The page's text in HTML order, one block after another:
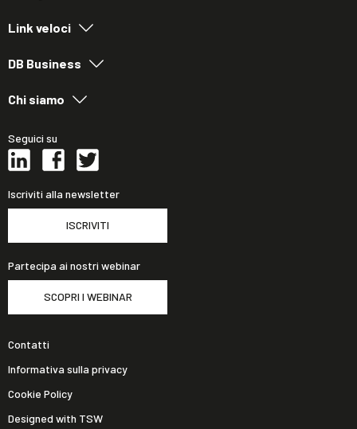
Link veloci
DB Business
Chi siamo
Seguici su
Iscriviti alla newsletter
ISCRIVITI
Partecipa ai nostri webinar
SCOPRI I WEBINAR
Contatti
Informativa sulla privacy
Cookie Policy
Designed with TSW